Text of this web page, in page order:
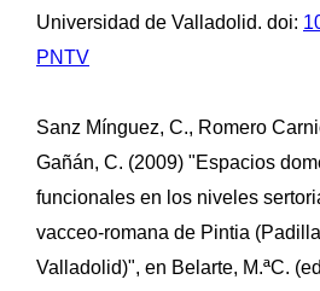
Universidad de Valladolid. doi:
PNTV
Sanz Mínguez, C., Romero
Gañán, C. (2009) "Espacios
funcionales en los niveles
vacceo-romana de Pintia
Valladolid)", en Belarte, M.ªC.